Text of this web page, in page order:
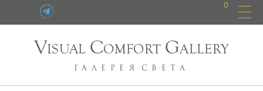
0
VISUAL COMFORT GALLERY
ГАЛЕРЕЯ СВЕТА